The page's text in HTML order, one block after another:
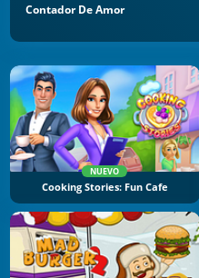
Contador De Amor
NUEVO
Cooking Stories: Fun Cafe